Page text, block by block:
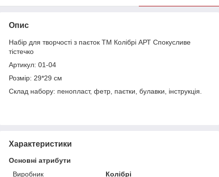
Опис
Набір для творчості з паєток ТМ Колібрі АРТ Спокусливе
тістечко
Артикул: 01-04
Розмір: 29*29 см
Склад набору: пенопласт, фетр, паєтки, булавки, інструкція.
Характеристики
Основні атрибути
Виробник
Колібрі